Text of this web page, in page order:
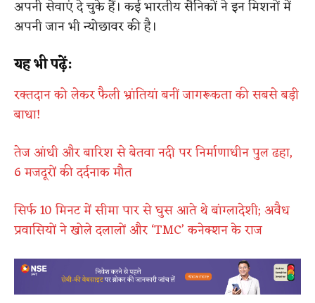
अपनी सेवाएं दे चुके हैं। कई भारतीय सैनिकों ने इन मिशनों में
अपनी जान भी न्योछावर की है।
यह भी पढ़ें:
रक्तदान को लेकर फैली भ्रांतियां बनीं जागरूकता की सबसे बड़ी
बाधा!
तेज आंधी और बारिश से बेतवा नदी पर निर्माणाधीन पुल ढहा,
6 मजदूरों की दर्दनाक मौत
सिर्फ 10 मिनट में सीमा पार से घुस आते थे बांग्लादेशी; अवैध
प्रवासियों ने खोले दलालों और ‘TMC’ कनेक्शन के राज